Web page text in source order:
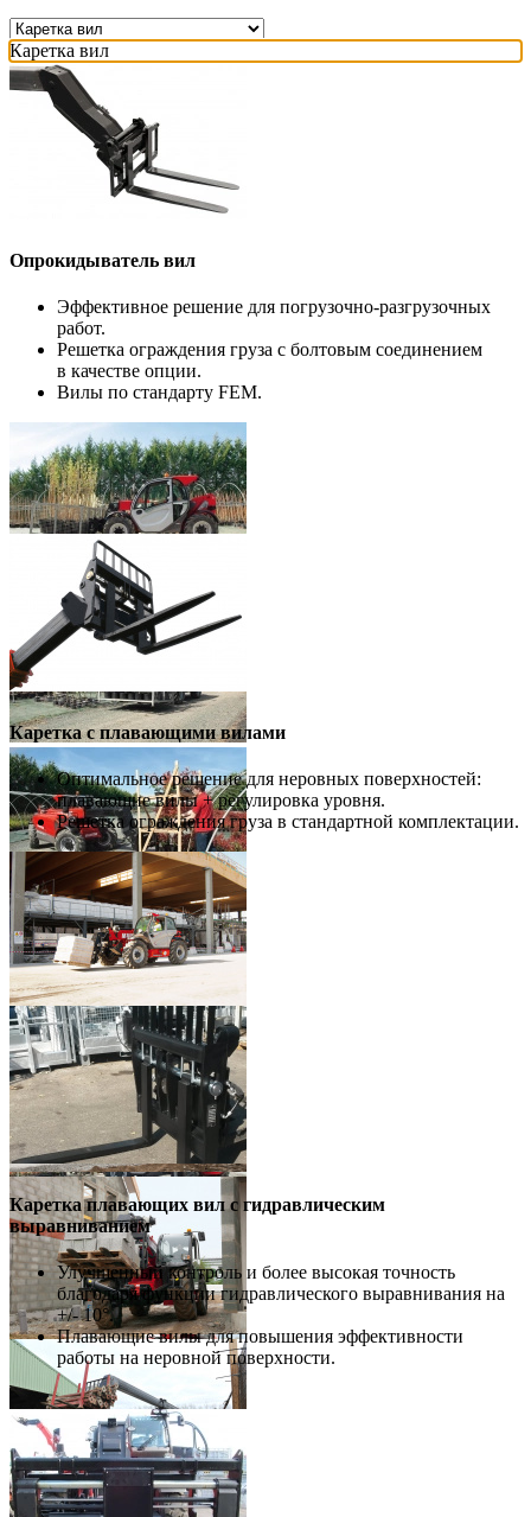
Каретка вил
Опрокидыватель вил
Эффективное решение для погрузочно-разгрузочных
работ.
Решетка ограждения груза с болтовым соединением
в качестве опции.
Вилы по стандарту FEM.
Каретка с плавающими вилами
Оптимальное решение для неровных поверхностей:
плавающие вилы + регулировка уровня.
Решетка ограждения груза в стандартной комплектации.
Каретка плавающих вил с гидравлическим
выравниванием
Улучшенный контроль и более высокая точность
благодаря функции гидравлического выравнивания на
+/- 10°.
Плавающие вилы для повышения эффективности
работы на неровной поверхности.